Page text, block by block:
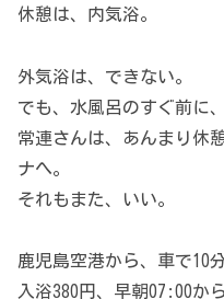
休憩は、内気浴。
外気浴は、できない。
でも、水風呂のすぐ前に
常連さんは、あんまり休
ナへ。
それもまた、いい。
鹿児島空港から、車で10分
入浴380円、早朝07:00か